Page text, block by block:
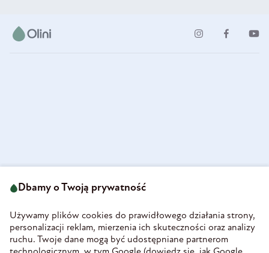
58-160 Świebodzice
REGON 890213034
INFORMACJE
Dbamy o Twoją prywatność
Używamy plików cookies do prawidłowego działania strony,
personalizacji reklam, mierzenia ich skuteczności oraz analizy
ruchu. Twoje dane mogą być udostępniane partnerom